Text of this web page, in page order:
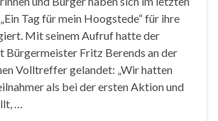
Tag für mein Hoogstede“ für ihre
Mit seinem Aufruf hatte der
Bürgermeister Fritz Berends an der
Volltreffer gelandet: „Wir hatten
als bei der ersten Aktion und
…